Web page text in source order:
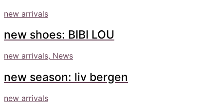
new arrivals
new shoes: BIBI LOU
new arrivals, News
new season: liv bergen
new arrivals